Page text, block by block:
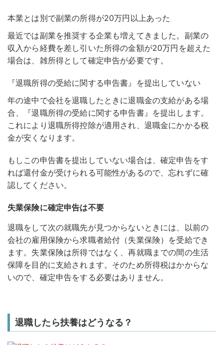
本業とは別で副業の所得が20万円以上あった
最近では副業を推奨する企業も増えてきました。副業の
収入から経費を差し引いた所得の金額が20万円を超えた
場合は、雑所得として確定申告が必要です。
『退職所得の受給に関する申告書』を提出していない
年の途中で会社を退職したときに退職金の支給がある場
合、『退職所得の受給に関する申告書』を提出します。
これにより退職所得控除が適用され、退職金にかかる税
金が安くなります。
もしこの申告書を提出していない場合は、確定申告をす
れば還付金が受けられる可能性があるので、忘れずに確
認してください。
失業保険に確定申告は不要
退職をして次の就職先が見つからないときには、以前の
会社の雇用保険から求職者給付（失業保険）を受給でき
ます。失業保険は所得ではなく、再就職までの間の生活
保障を目的に支給されます。そのため所得税はかからな
いので、確定申告をする必要はありません。
退職したら扶養はどうなる？